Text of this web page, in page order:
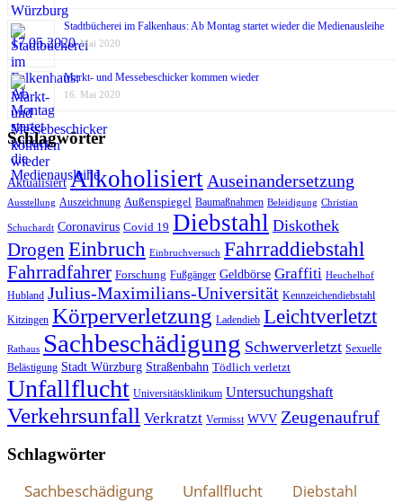
Stadtbücherei im Falkenhaus: Ab Montag startet wieder die Medienausleihe
17. Mai 2020
Markt- und Messebeschicker kommen wieder
16. Mai 2020
Schlagwörter
Aktualisiert Alkoholisiert Auseinandersetzung
Ausstellung Auszeichnung Außenspiegel Baumaßnahmen Beleidigung Christian
Schuchardt Coronavirus Covid 19 Diebstahl Diskothek
Drogen Einbruch Einbruchversuch Fahrraddiebstahl
Fahrradfahrer Forschung Fußgänger Geldbörse Graffiti Heuchelhof
Hubland Julius-Maximilians-Universität Kennzeichendiebstahl
Kitzingen Körperverletzung Ladendieb Leichtverletzt
Rathaus Sachbeschädigung Schwerverletzt Sexuelle
Belästigung Stadt Würzburg Straßenbahn Tödlich verletzt
Unfallflucht Universitätsklinikum Untersuchungshaft
Verkehrsunfall Verkratzt Vermisst WVV Zeugenaufruf
Schlagwörter
Sachbeschädigung Unfallflucht
Diebstahl